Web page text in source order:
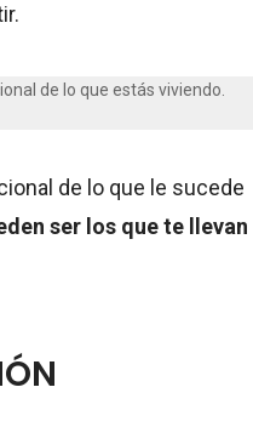
de lo que estás viviendo.
de lo que le sucede
ser los que te llevan